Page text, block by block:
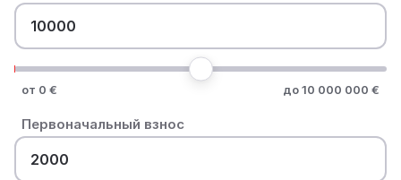
от 0 € до 10 000 000 €
Первоначальный взнос